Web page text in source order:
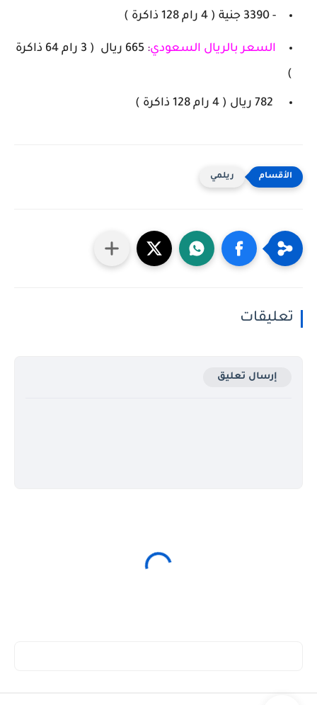
- 3390 جنية ( 4 رام 128 ذاكرة )
السعر بالريال السعودي:
665 ريال ( 3 رام 64 ذاكرة
)
ريلمي
تعليقات
إرسال تعليق